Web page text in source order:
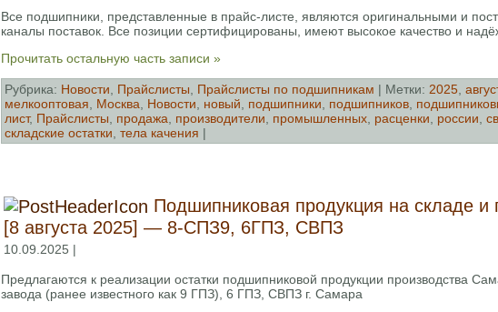
Все подшипники, представленные в прайс-листе, являются оригинальными и
каналы поставок. Все позиции сертифицированы, имеют высокое качество и
Прочитать остальную часть записи »
Рубрика: Новости Прайслисты Прайслисты по подшипникам | Метки: 2025
мелкооптовая
Москва Новости новый подшипники подшипников
лист, Прайслисты продажа производители промышленных расценки россии
складские остатки тела качения |
Подшипниковая продукция на складе и
[8 августа 2025] — 8-СПЗ9, 6ГПЗ, СВПЗ
10.09.2025 |
Предлагаются к реализации остатки подшипниковой продукции производства
завода (ранее известного как 9 ГПЗ), 6 ГПЗ, СВПЗ г. Самара